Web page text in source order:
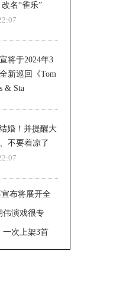
名“雀乐”
将于2024年3
新巡回《Tom
& Sta
婚！并提醒大
不要着凉了
布将展开全
伟演戏很专
不一样的人”
一次上架3首